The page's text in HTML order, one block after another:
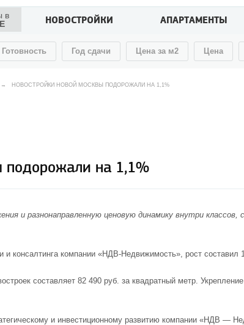
в
НОВОСТРОЙКИ АПАРТАМЕНТЫ
Готовность Год сдачи Цена за м2 Цена
→ НОВОСТРОЙКИ НОВОЙ МОСКВЫ ПОДОРОЖАЛИ НА 1,1%
подорожали на 1,1%
и разнонаправленную ценовую динамику внутри
и консалтинга компании «НДВ-Недвижимость», рост составил
составляет 82 490 руб. за квадратный метр.
и инвестиционному развитию компании «НДВ —